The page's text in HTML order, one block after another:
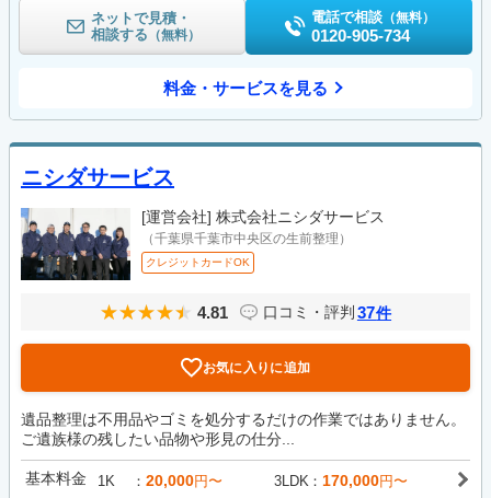
ネットで見積・
相談する （無料）
電話で相談 （無料）
0120-905-734
料金・サービスを見る
ニシダサービス
[運営会社] 株式会社ニシダサービス
（千葉県千葉市中央区の生前整理）
クレジットカードOK
4.81 口コミ・評判 37件
お気に入りに追加
遺品整理は不用品やゴミを処分するだけの作業ではありません。
ご遺族様の残したい品物や形見の仕分...
基本料金 1K 20,000円〜 3LDK 170,000円〜